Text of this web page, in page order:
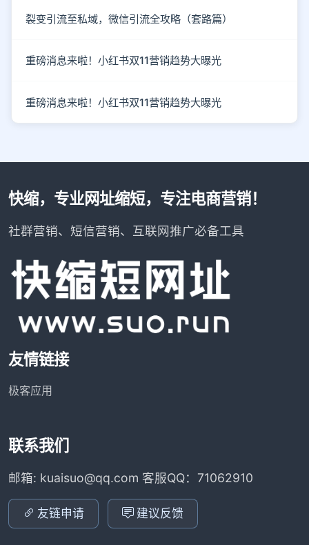
裂变引流至私域，微信引流全攻略（套路篇）
重磅消息来啦！小红书双11营销趋势大曝光
重磅消息来啦！小红书双11营销趋势大曝光
快缩，专业网址缩短，专注电商营销！
社群营销、短信营销、互联网推广必备工具
友情链接
极客应用
联系我们
邮箱: kuaisuo@qq.com 客服QQ：71062910
友链申请 建议反馈